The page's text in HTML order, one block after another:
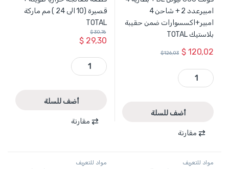
$120,02
$126,03
TIWLI2065 - فرد شد 1/2 انش بطارية 20 فولت 650 نيوتن BL + بطارية 4 امبيرعدد 2 + شاحن 4 امبير+اكسسوارات ضمن حقيبة بلاستيك TOTAL quantity
أضف للسلة
مقارنة
$29,30
$30,76
THKISD12221L - طقم فنجان 1/2 انش 22 قطعة معالجة حراريا طويلة + قصيرة (10 الى 24 ) مم ماركة TOTAL quantity
أضف للسلة
مقارنة
مواد للتعريف مواد للتعريف